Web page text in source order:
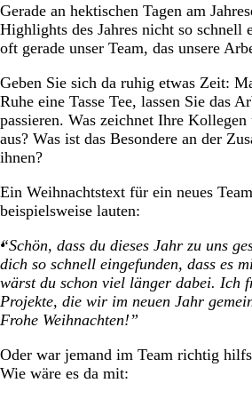
Gerade an hektischen Tagen am
Highlights des Jahres nicht so schnell
oft gerade unser Team, das unsere
Geben Sie sich da ruhig etwas Zeit:
Ruhe eine Tasse Tee, lassen Sie das
passieren. Was zeichnet Ihre
aus? Was ist das Besondere an der
ihnen?
Ein Weihnachtstext für ein neues
beispielsweise lauten:
“Schön, dass du dieses Jahr zu uns
dich so schnell eingefunden, dass es
wärst du schon viel länger dabei. Ich
Projekte, die wir im neuen Jahr
Frohe Weihnachten!”
Oder war jemand im Team richtig
Wie wäre es da mit: